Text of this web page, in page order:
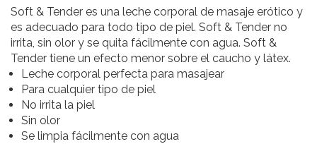
Soft & Tender es una leche corporal de masaje erótico y
es adecuado para todo tipo de piel. Soft & Tender no
irrita, sin olor y se quita fácilmente con agua. Soft &
Tender tiene un efecto menor sobre el caucho y látex.
Leche corporal perfecta para masajear
Para cualquier tipo de piel
No irrita la piel
Sin olor
Se limpia fácilmente con agua